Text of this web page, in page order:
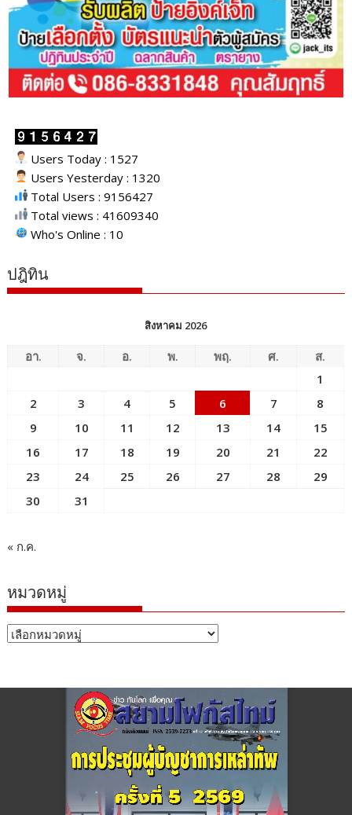
Users Today : 1527
Users Yesterday : 1320
Total Users : 9156427
Total views : 41609340
Who's Online : 10
ปฎิทิน
สิงหาคม 2026
อา. จ. อ. พ. พฤ. ศ.
ส.
1
2
3 4 5 6 7
8
9
10 11 12 13 14
15
16
17 18 19 20 21
22
23
24 25 26 27 28
29
30
31
« ก.ค.
หมวดหมู่
หมวด